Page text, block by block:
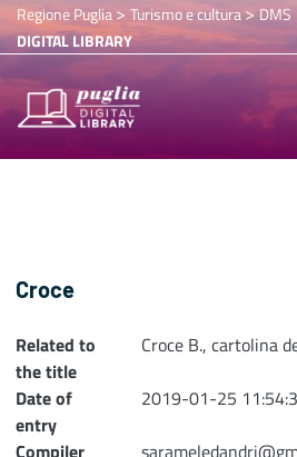
Regione Puglia> Turismo e cultura>DMS
DIGITAL LIBRARY
Croce
Related to
the title
Croce B., cartolina
Date of
entry
2019-01-25
Compiler